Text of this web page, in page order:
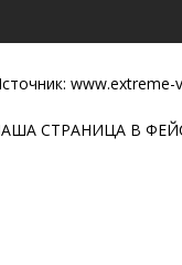
www.extreme-
СТРАНИЦА В